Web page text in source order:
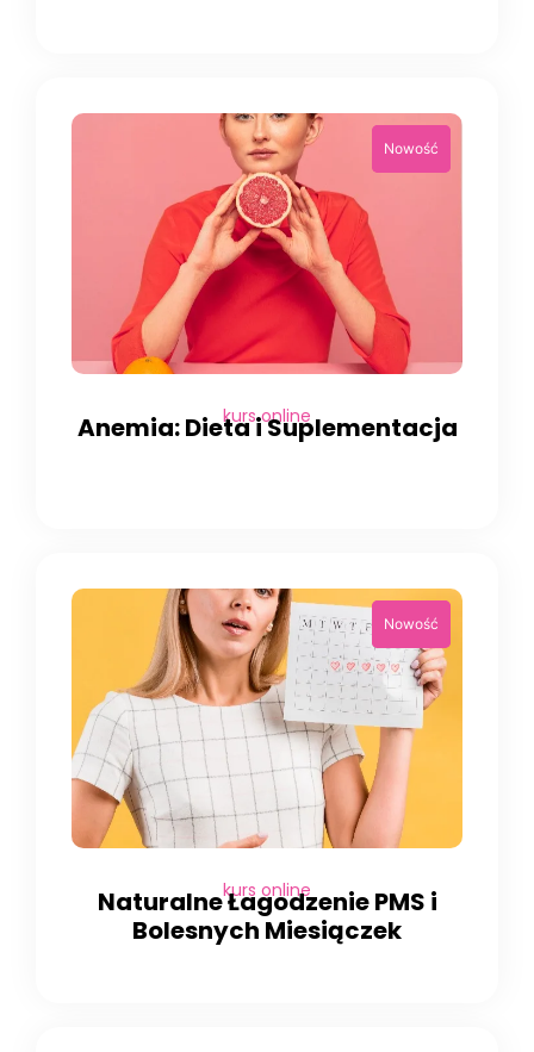
kurs online
Anemia: Dieta i Suplementacja
kurs online
Naturalne Łagodzenie PMS i
Bolesnych Miesiączek